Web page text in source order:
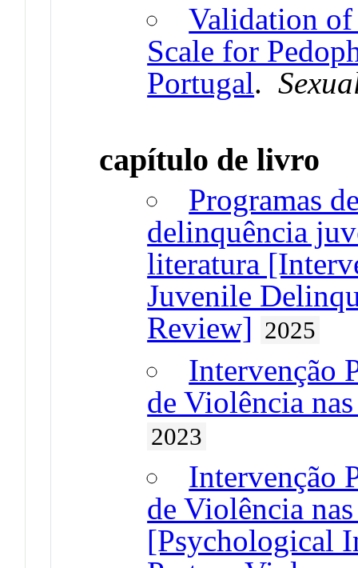
Validation of
Scale for
Portugal.
capítulo de livro
Programas
delinquência
literatura
Juvenile
Review] 2025
Intervenção
de Violência
2023
Intervenção
de Violência
[Psychological